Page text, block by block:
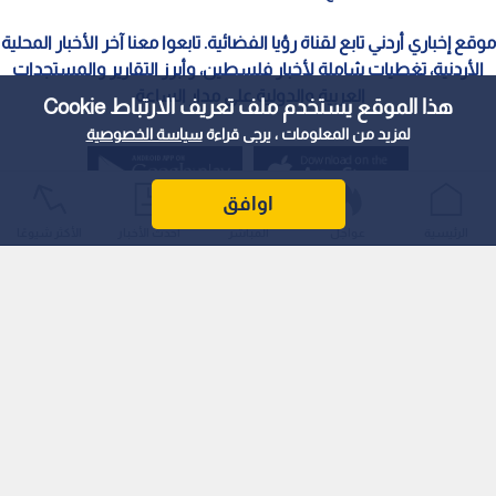
هذا الموقع يستخدم ملف تعريف الارتباط Cookie
لمزيد من المعلومات ، يرجى قراءةسياسة الخصوصية
اوافق
موقع إخباري أردني تابع لقناة رؤيا الفضائية. تابعوا معنا آخر الأخبار المحلية
الأردنية، تغطيات شاملة لأخبار فلسطين، وأبرز التقارير والمستجدات
العربية والدولية على مدار الساعة.
عواجل المباشر أحدث الأخبار